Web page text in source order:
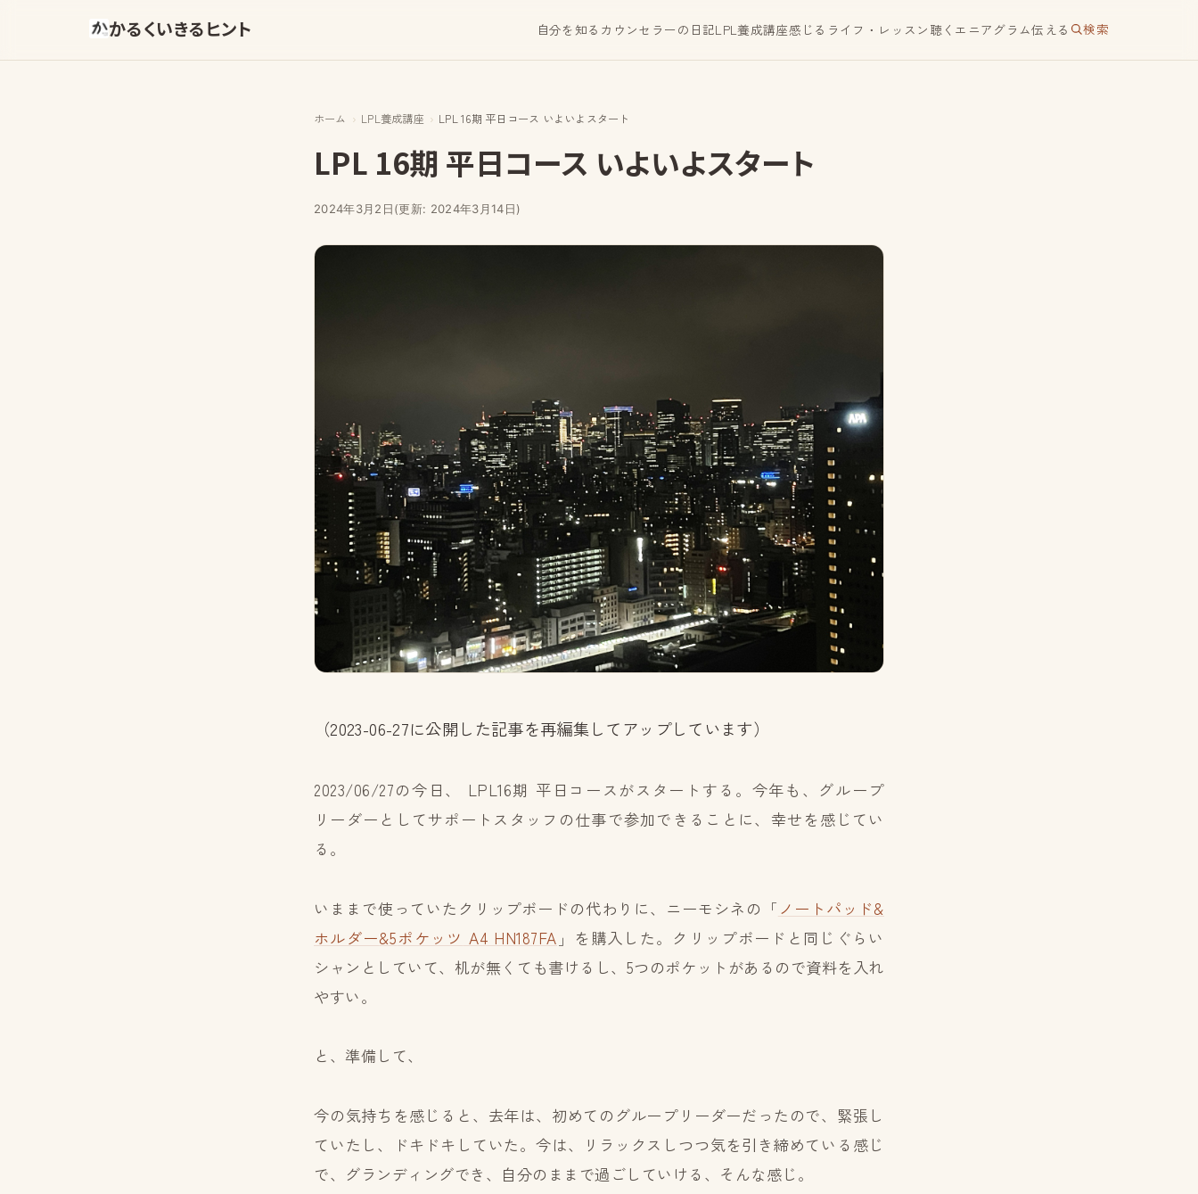
かるくいきるヒント 自分を知る カウンセラーの日記LPL養成講座感じる ライフ・レッスン 聴く エニアグラム伝える 検索
ホーム LPL養成講座 LPL 16期 平日コース いよいよスタート
LPL 16期 平日コース いよいよスタート
2024年3月2日(更新: 2024年3月14日)
（2023-06-27に公開した記事を再編集してアップしています）
2023/06/27の今日、 LPL16期 平日コースがスタートする。今年も、グループ
リーダーとしてサポートスタッフの仕事で参加できることに、幸せを感じてい
る。
いままで使っていたクリップボードの代わりに、ニーモシネの「 ノートパッド&
ホルダー&5ポケッツ A4 HN187FA 」を購入した。クリップボードと同じぐらい
シャンとしていて、机が無くても書けるし、5つのポケットがあるので資料を入れ
やすい。
と、準備して、
今の気持ちを感じると、去年は、初めてのグループリーダーだったので、緊張し
ていたし、ドキドキしていた。今は、リラックスしつつ気を引き締めている感じ
で、グランディングでき、自分のままで過ごしていける、そんな感じ。